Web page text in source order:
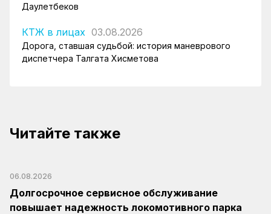
Даулетбеков
КТЖ в лицах 03.08.2026
Дорога, ставшая судьбой: история маневрового
диспетчера Талгата Хисметова
Читайте также
06.08.2026
Долгосрочное сервисное обслуживание
повышает надежность локомотивного парка